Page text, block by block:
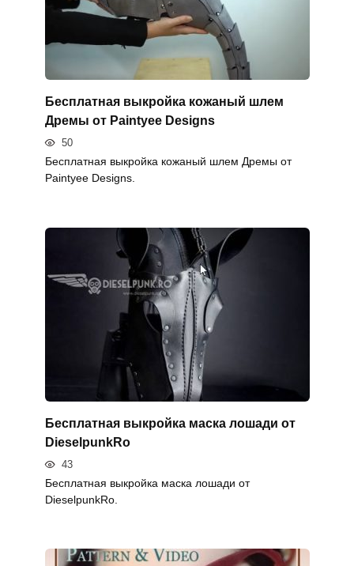
Бесплатная выкройка кожаный шлем
Дремы от Paintyee Designs
50
Бесплатная выкройка кожаный шлем Дремы от
Paintyee Designs.
Бесплатная выкройка маска лошади от
DieselpunkRo
43
Бесплатная выкройка маска лошади от
DieselpunkRo.